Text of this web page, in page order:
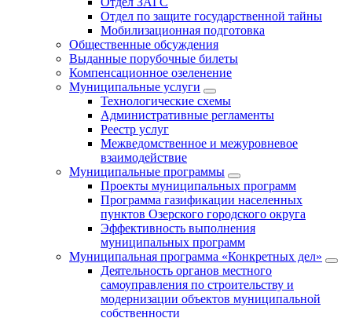
Отдел по защите государственной тайны
Мобилизационная подготовка
Общественные обсуждения
Выданные порубочные билеты
Компенсационное озеленение
Муниципальные услуги
Технологические схемы
Административные регламенты
Реестр услуг
Межведомственное и межуровневое
взаимодействие
Муниципальные программы
Проекты муниципальных программ
Программа газификации населенных
пунктов Озерского городского округа
Эффективность выполнения
муниципальных программ
Муниципальная программа «Конкретных дел»
Деятельность органов местного
самоуправления по строительству и
модернизации объектов муниципальной
собственности